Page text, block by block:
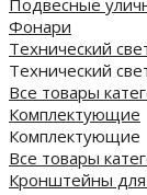
Фонари
Технический
Технический
Все товары
Комплектующие
Комплектующие
Все товары
Кронштейны для